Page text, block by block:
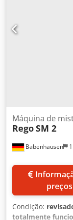
Babenhausen
Máquina de
RegoSM 2
preços
Condição:
totalmente